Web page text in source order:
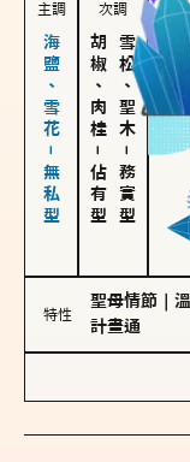
主調
海鹽、雪花－無私型
次調
胡椒、肉桂
－
佔有型
雪松、聖木
－
務實型
特性
聖母情節
計畫通